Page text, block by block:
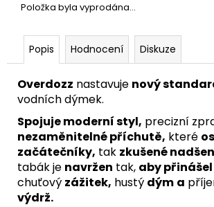
Položka byla vyprodána…
Popis Hodnocení Diskuze
Overdozz nastavuje nový
vodních dýmek.
Spojuje moderní styl, precizní
nezaměnitelné příchutě, které
začátečníky, tak zkušené
tabák je navržen tak, aby
chuťový zážitek, hustý dým a
výdrž.